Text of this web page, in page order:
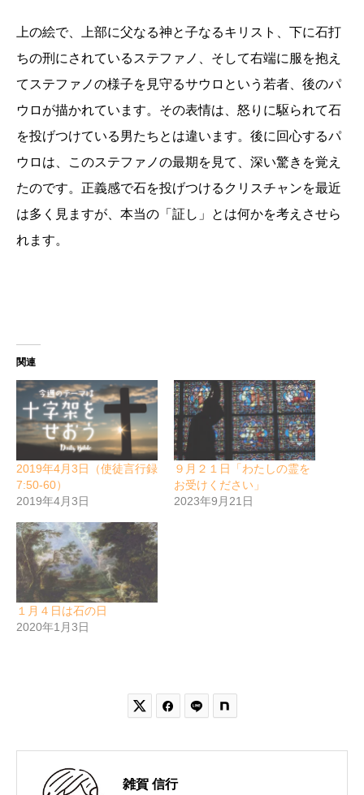
上の絵で、上部に父なる神と子なるキリスト、下に石打
ちの刑にされているステファノ、そして右端に服を抱え
てステファノの様子を見守るサウロという若者、後のパ
ウロが描かれています。その表情は、怒りに駆られて石
を投げつけている男たちとは違います。後に回心するパ
ウロは、このステファノの最期を見て、深い驚きを覚え
たのです。正義感で石を投げつけるクリスチャンを最近
は多く見ますが、本当の「証し」とは何かを考えさせら
れます。
関連
2019年4月3日（使徒言行録
7:50-60）
2019年4月3日
９月２１日「わたしの霊を
お受けください」
2023年9月21日
１月４日は石の日
2020年1月3日
 
雑賀 信行